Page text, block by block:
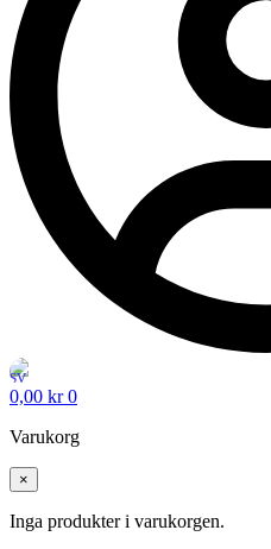
0,00 kr 0
Varukorg
×
Inga produkter i varukorgen.